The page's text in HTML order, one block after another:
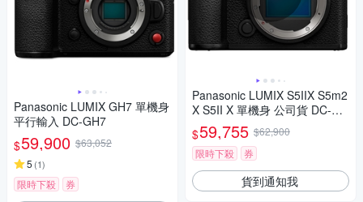
Panasonic LUMIX GH7 單機身
平行輸入 DC-GH7
$59,900 $63,052
5 (1)
限時下殺 券
Panasonic LUMIX S5IIX S5m2
X S5II X 單機身 公司貨 DC-S5
M2X
$59,755 $62,900
限時下殺
券
貨到通知我